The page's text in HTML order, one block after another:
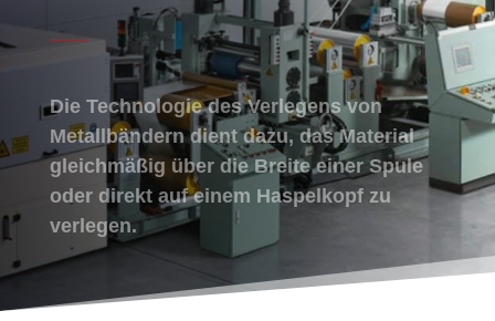
Die Technologie des Verlegens von
Metallbändern dient dazu, das Material
gleichmäßig über die Breite einer Spule
oder direkt auf einem Haspelkopf zu
verlegen.